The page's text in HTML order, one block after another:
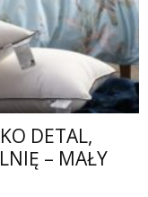
DETAL,
– MAŁY